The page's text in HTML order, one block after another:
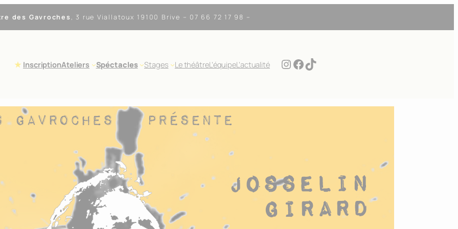
des Gavroches , 3 rue Viallatoux 19100 Brive – 07 66 72 17 98 –
InscriptionAteliers Spéctacles Stages Le théâtreL’équipeL’actualité Instagram
Facebook
TikTok